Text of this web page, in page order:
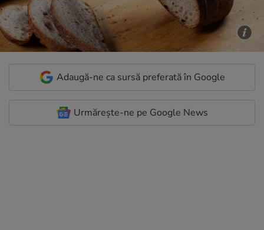
Adaugă-ne ca sursă preferată în Google
Urmărește-ne pe Google News